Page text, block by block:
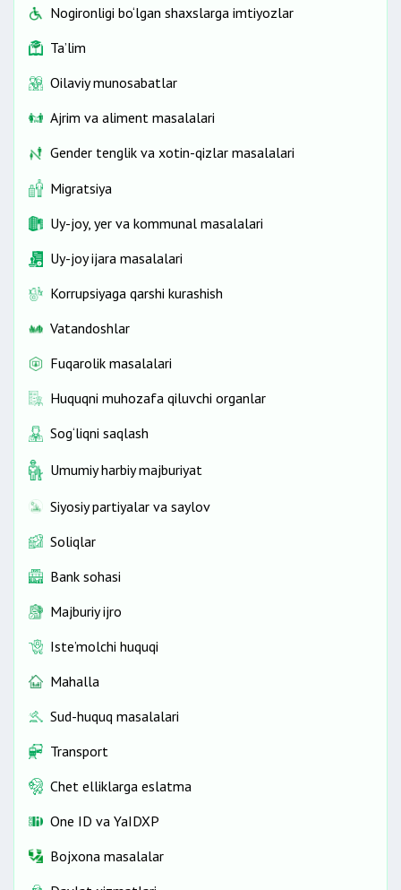
Nogironligi bo‘lgan shaxslarga imtiyozlar
Ta’lim
Oilaviy munosabatlar
Ajrim va aliment masalalari
Gender tenglik va xotin-qizlar masalalari
Migratsiya
Uy-joy, yer va kommunal masalalari
Uy-joy ijara masalalari
Korrupsiyaga qarshi kurashish
Vatandoshlar
Fuqarolik masalalari
Huquqni muhozafa qiluvchi organlar
Sog‘liqni saqlash
Umumiy harbiy majburiyat
Siyosiy partiyalar va saylov
Soliqlar
Bank sohasi
Majburiy ijro
Iste’molchi huquqi
Mahalla
Sud-huquq masalalari
Transport
Chet elliklarga eslatma
One ID vа YaIDXP
Bojxona masalalar